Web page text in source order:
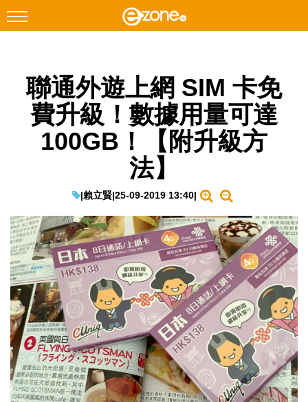
Facebook Instagram
科技焦點
網絡生活
EduTech
IT Times
生成式AI與雲端應用
Enterprise Digital Transformation
特集
聯通外遊上網 SIM 卡免
費升級！數據用量可達
100GB！【附升級方
法】
|賴立賢|25-09-2019 13:40|